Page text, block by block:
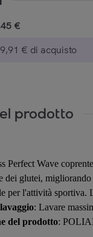
€
€ di acquisto
prodotto
Perfect Wave
dei glutei,
per l'attività sportiva.
: Lavare
del prodotto: